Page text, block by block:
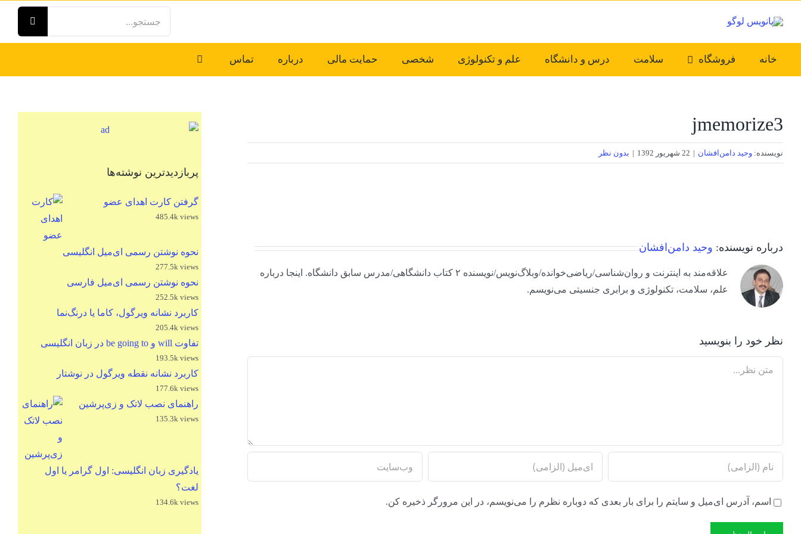
content
خانه فروشگاه سلامت درس و دانشگاه علم و تکنولوژی شخصی حمایت مالی درباره تماس
jmemorize3
نویسنده: وحید دامن‌افشان | 22 شهریور 1392 | بدون نظر
درباره نویسنده: وحید دامن‌افشان
علاقه‌مند به اینترنت و روان‌شناسی/ریاضی‌خوانده/وبلاگ‌نویس/نویسنده ۲ کتاب دانشگاهی/مدرس سابق دانشگاه. اینجا درباره
علم، سلامت، تکنولوژی و برابری جنسیتی می‌نویسم.
نظر خود را بنویسید
Comment
اسم، آدرس ای‌میل و سایتم را برای بار بعدی که دوباره نظرم را می‌نویسم، در این مرورگر ذخیره کن.
پربازدیدترین نوشته‌ها
گرفتن کارت اهدای عضو
485.4k views
نحوه نوشتن رسمی ای‌میل انگلیسی
277.5k views
نحوه نوشتن رسمی ای‌میل فارسی
252.5k views
کاربرد نشانه ویرگول، کاما یا درنگ‌نما
205.4k views
تفاوت will و be going to در زبان انگلیسی
193.5k views
کاربرد نشانه نقطه ویرگول در نوشتار
177.6k views
راهنمای نصب لاتک و زی‌پرشین
135.3k views
یادگیری زبان انگلیسی: اول گرامر یا اول
لغت؟
134.6k views